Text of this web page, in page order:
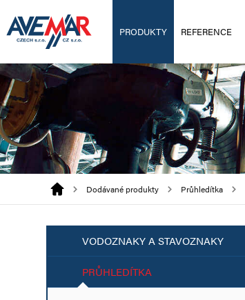
PRODUKTY REFERENCE
Dodávané produkty Průhledítka
VODOZNAKY A STAVOZNAKY
PRŮHLEDÍTKA